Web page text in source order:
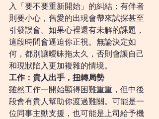
入「要不要重新開始」的糾結；有伴者
則要小心，舊愛的出現會帶來試探甚至
引發誤會。如果心裡還有未解的課題，
這段時間會逼迫你正視。無論決定如
何，都別讓曖昧拖太久，否則會讓自己
和現狀陷入更加複雜的情境。
工作：貴人出手，扭轉局勢
雖然工作一開始顯得困難重重，但中後
段會有貴人幫助你渡過難關。可能是一
位同事主動支援，也可能是上司給予機